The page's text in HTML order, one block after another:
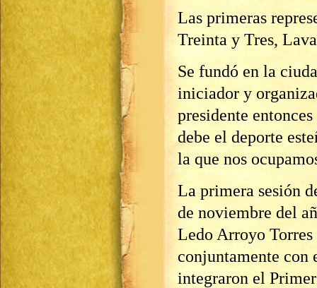
Las primeras
Treinta y Tres,
Se fundó en la
iniciador y
presidente
debe el deporte
la que nos
La primera sesión
de noviembre del
Ledo Arroyo Torres
conjuntamente con
integraron el